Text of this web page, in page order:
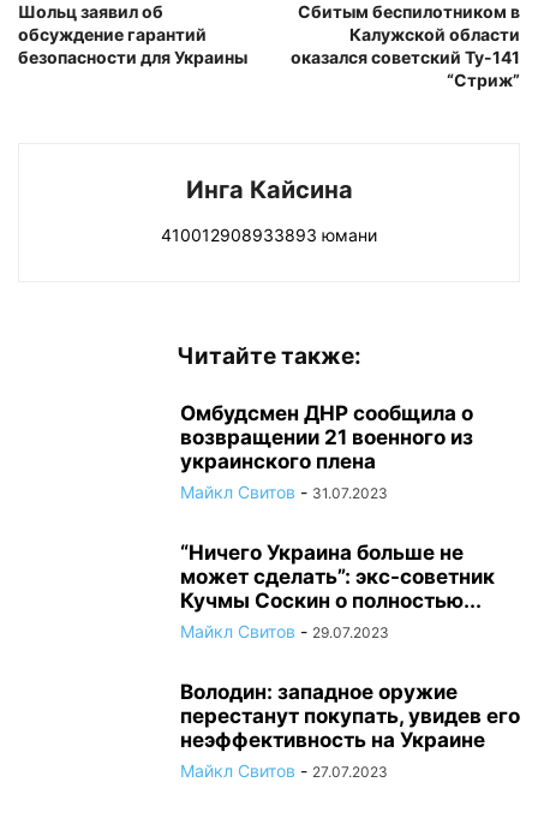
Шольц заявил об
обсуждение гарантий
безопасности для Украины
Сбитым беспилотником в
Калужской области
оказался советский Ту-141
“Стриж”
Инга Кайсина
410012908933893 юмани
Читайте также:
Омбудсмен ДНР сообщила о
возвращении 21 военного из
украинского плена
Майкл Свитов - 31.07.2023
“Ничего Украина больше не
может сделать”: экс-советник
Кучмы Соскин о полностью...
Майкл Свитов - 29.07.2023
Володин: западное оружие
перестанут покупать, увидев его
неэффективность на Украине
Майкл Свитов - 27.07.2023